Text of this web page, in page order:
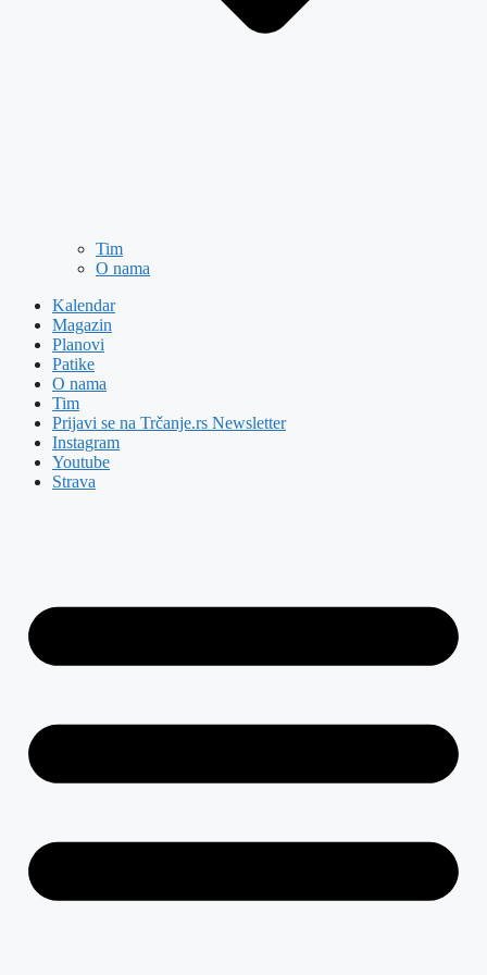
Tim
O nama
Kalendar
Magazin
Planovi
Patike
O nama
Tim
Prijavi se na Trčanje.rs Newsletter
Instagram
Youtube
Strava